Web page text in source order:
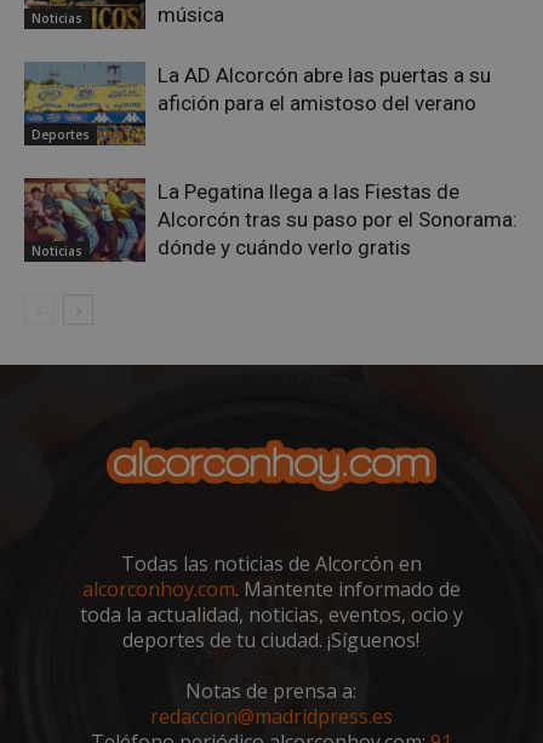
Noticias
música
Deportes
La AD Alcorcón abre las puertas a su
afición para el amistoso del verano
Noticias
La Pegatina llega a las Fiestas de
Alcorcón tras su paso por el Sonorama:
dónde y cuándo verlo gratis
Todas las noticias de Alcorcón en
alcorconhoy.com. Mantente informado de
toda la actualidad, noticias, eventos, ocio y
deportes de tu ciudad. ¡Síguenos!
Notas de prensa a:
redaccion@madridpress.es
sp_landing
Spotify Inc.
.spotify.com